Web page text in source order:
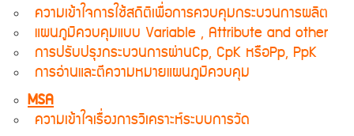
ความเข้าใจการใช้สถิติเพื่อการควบคุมกระบวนการผลิต
แผนภูมิควบคุมแบบ Variable , Attribute and other
การปรับปรุงกระบวนการผ่านCp, CpK หรือPp, PpK
การอ่านและตีความหมายแผนภูมิควบคุม
MSA
ความเข้าใจเรื่องการวิเคราะห์ระบบการวัด